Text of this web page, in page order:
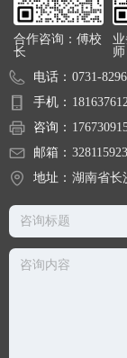
合作咨询：傅校
长 师
电话： 0731-
手机：
咨询：
邮箱：
地址： 湖南省长